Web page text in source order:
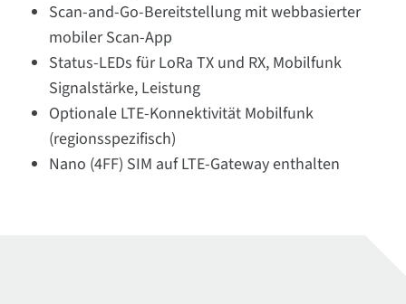
Scan-and-Go-Bereitstellung mit webbasierter
mobiler Scan-App
Status-LEDs für LoRa TX und RX, Mobilfunk
Signalstärke, Leistung
Optionale LTE-Konnektivität Mobilfunk
(regionsspezifisch)
Nano (4FF) SIM auf LTE-Gateway enthalten